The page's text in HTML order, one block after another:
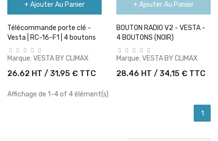
+ Ajouter Au Panier
Télécommande porte clé -
Vesta | RC-16-F1 | 4 boutons
Marque: VESTA BY CLIMAX
26.62 HT / 31,95 € TTC
+ Ajouter Au Panier
BOUTON RADIO V2 - VESTA -
4 BOUTONS (NOIR)
Marque: VESTA BY CLIMAX
28.46 HT / 34,15 € TTC
Affichage de 1-4 of 4 élément(s)
1